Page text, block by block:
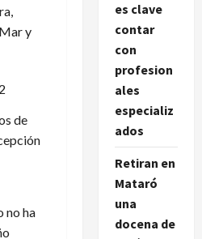
y
de
no ha
es clave
contar
con
profesion
ales
especializ
ados
Retiran en
Mataró
una
docena de